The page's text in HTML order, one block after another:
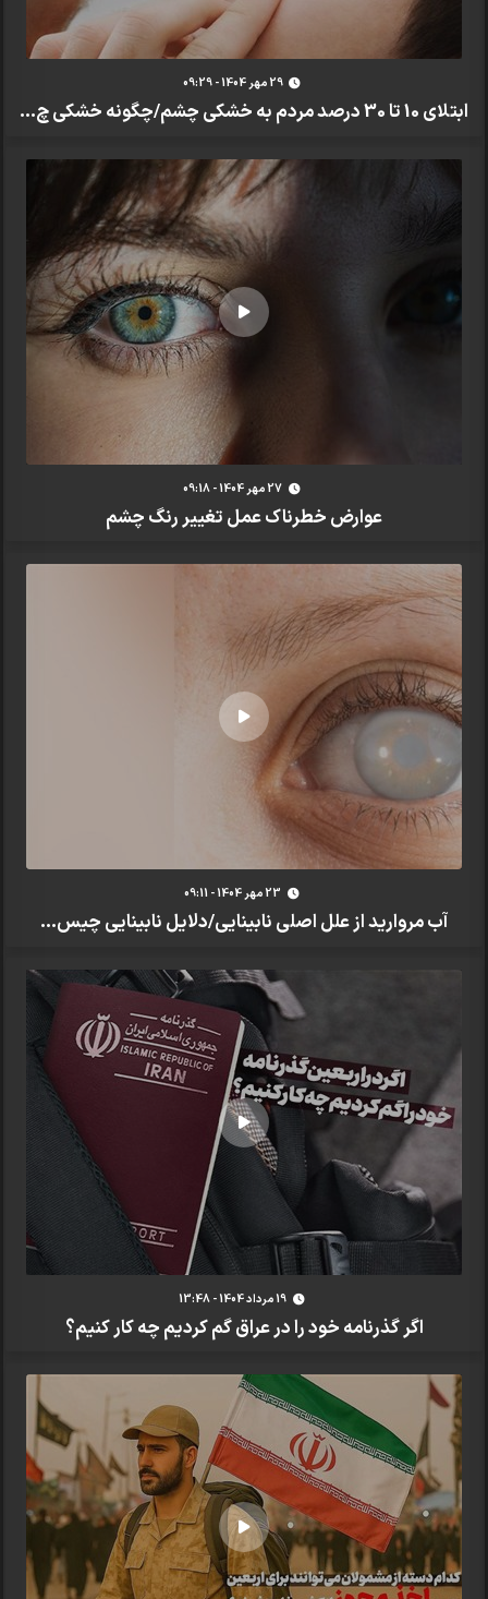
29 مهر 1404 - 09:29
ابتلای 10 تا 30 درصد مردم به خشکی چشم/چگونه خشکی چ...
27 مهر 1404 - 09:18
عوارض خطرناک عمل تغییر رنگ چشم
23 مهر 1404 - 09:11
آب مروارید از علل اصلی نابینایی/دلایل نابینایی چیس...
19 مرداد 1404 - 13:48
اگر گذرنامه خود را در عراق گم کردیم چه کار کنیم؟